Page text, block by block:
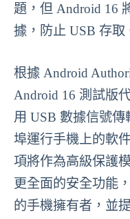
題，但 Android 16
據，防止 USB 存取
根據 Android
Android 16 測試版
用 USB 數據信號
埠運行手機上的軟
項將作為高級保護
更全面的安全功能
的手機擁有者，並